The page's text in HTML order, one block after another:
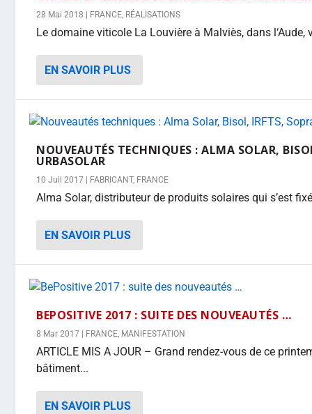
28 Mai 2018 FRANCE, RÉALISATIONS
Le domaine viticole La Louvière à Malviès, dans l‘Aude,
EN SAVOIR PLUS
NOUVEAUTÉS TECHNIQUES : ALMA SOLAR,
URBASOLAR
10 Juil 2017 FABRICANT, FRANCE
Alma Solar, distributeur de produits solaires qui s’est
EN SAVOIR PLUS
BEPOSITIVE 2017 : SUITE DES NOUVEAUTÉS …
8 Mar 2017 FRANCE, MANIFESTATION
ARTICLE MIS A JOUR – Grand rendez-vous de ce
bâtiment...
EN SAVOIR PLUS